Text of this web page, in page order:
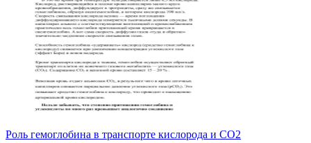
Роль гемоглобина в транспорте кислорода и CO2